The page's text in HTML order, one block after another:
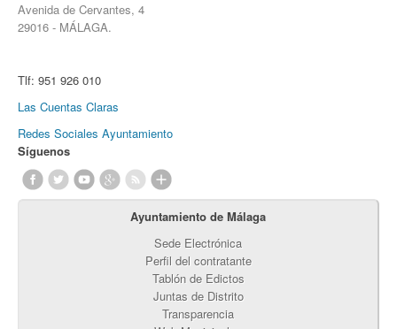
Avenida de Cervantes, 4
29016 - MÁLAGA.
Tlf: 951 926 010
Las Cuentas Claras
Redes Sociales Ayuntamiento
Síguenos
Ayuntamiento de Málaga
Sede Electrónica
Perfil del contratante
Tablón de Edictos
Juntas de Distrito
Transparencia